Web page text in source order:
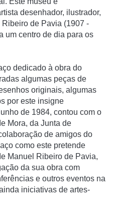
desenhador, ilustrador,
de Pavia (1907 -
um centro de dia para os
dedicado à obra do
algumas peças de
originais, algumas
por este insigne
de 1984, contou com o
Mora, da Junta de
de amigos do
como este pretende
Manuel Ribeiro de Pavia,
da sua obra com
e outros eventos na
iniciativas de artes-